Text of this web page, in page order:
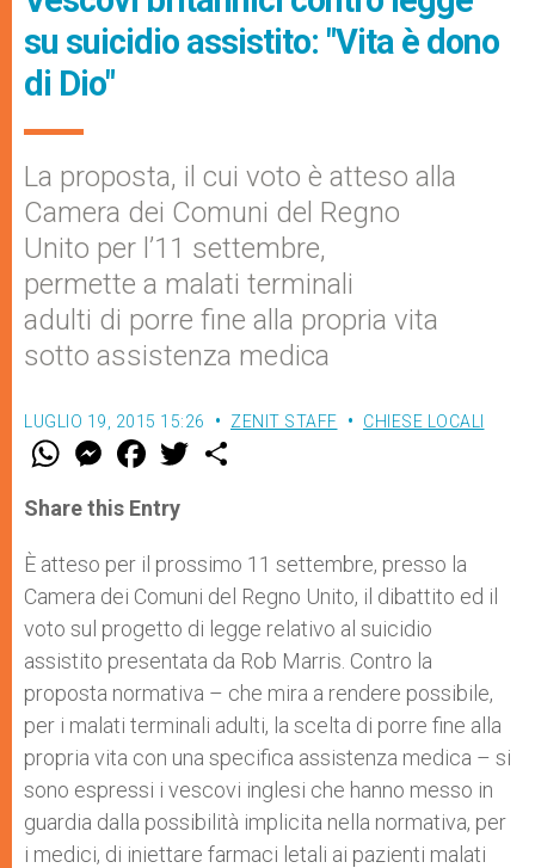
su suicidio assistito: "Vita è dono
di Dio"
La proposta, il cui voto è atteso alla
Camera dei Comuni del Regno
Unito per l’11 settembre,
permette a malati terminali
adulti di porre fine alla propria vita
sotto assistenza medica
LUGLIO 19, 2015 15:26 ZENIT STAFF CHIESE LOCALI
W
t
s
p
p
M
e
s
e
g
e
r
F
a
e
b
o
k
w
r
Share this Entry
È atteso per il prossimo 11 settembre, presso la
Camera dei Comuni del Regno Unito, il dibattito ed il
voto sul progetto di legge relativo al suicidio
assistito presentata da Rob Marris. Contro la
proposta normativa – che mira a rendere possibile,
per i malati terminali adulti, la scelta di porre fine alla
propria vita con una specifica assistenza medica – si
sono espressi i vescovi inglesi che hanno messo in
guardia dalla possibilità implicita nella normativa, per
i medici, di iniettare farmaci letali ai pazienti malati